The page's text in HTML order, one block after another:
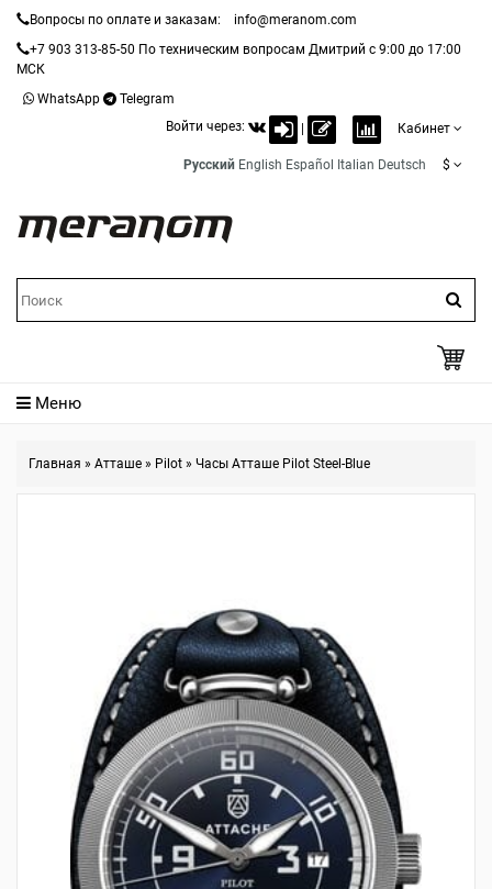
Вопросы по оплате и заказам:
info@meranom.com
+7 903 313-85-50 По техническим вопросам Дмитрий с 9:00 до 17:00
МСК
WhatsApp
Telegram
Войти через:
Кабинет
Русский English Español Italian Deutsch $
Меню
Главная » Атташе » Pilot » Часы Атташе Pilot Steel-Blue